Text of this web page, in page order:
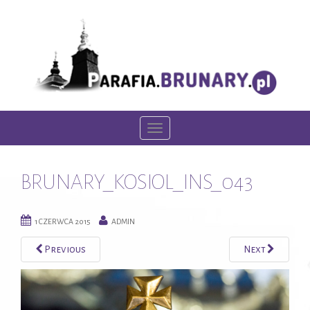
T
o
v
i
g
BRUNARY_KOSIOL_INS_043
1 CZERWCA 2015 ADMIN
Previous Next